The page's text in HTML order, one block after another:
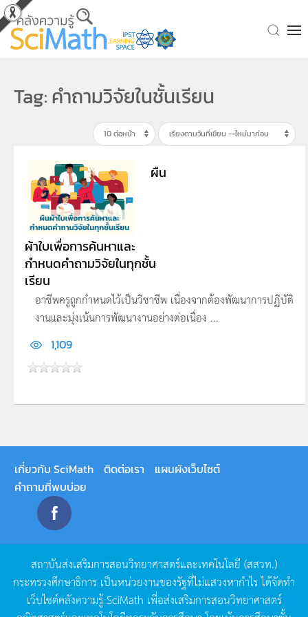
Skip to main content
Tag: คำถามวิจัยในชั้นเรียน
ผืน
ผ้าใบเพื่อการค้นหาและ
กำหนดคำถามวิจัยในทุกชั้น
เรียน
อาชีพครูถูกกำหนดไว้เป็นวิชาชีพ เนื่องจากต้องพัฒนาการปฏิบัติ
งานและมุ่งเน้นการพัฒนางานอย่างต่อเนื่อง ...
1,109
เกี่ยวกับ SciMath ติดต่อเรา
แผนผังเว็บไซต์
คำถามที่พบบ่อย
สถาบันส่งเสริมการสอนวิทยาศาสตร์และเทคโนโลยี (สสวท.)
กระทรวงศึกษาธิการ เป็นหน่วยงานของรัฐที่ไม่แสวงหากำไรได้จัดทำ
เว็บไซต์คลังความรู้SciMath เพื่อส่งเสริมการสอนวิทยาศาสตร์